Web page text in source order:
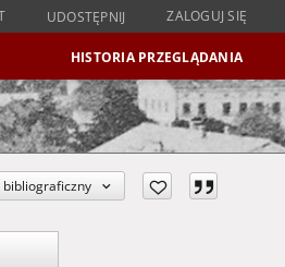
UDOSTĘPNIJ ZALOGUJ SIĘ
HISTORIA PRZEGLĄDANIA
bibliograficzny